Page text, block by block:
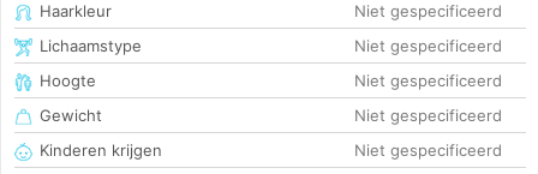
Haarkleur
Niet gespecificeerd
Lichaamstype
Niet gespecificeerd
Hoogte
Niet gespecificeerd
Gewicht
Niet gespecificeerd
Kinderen krijgen
Niet gespecificeerd